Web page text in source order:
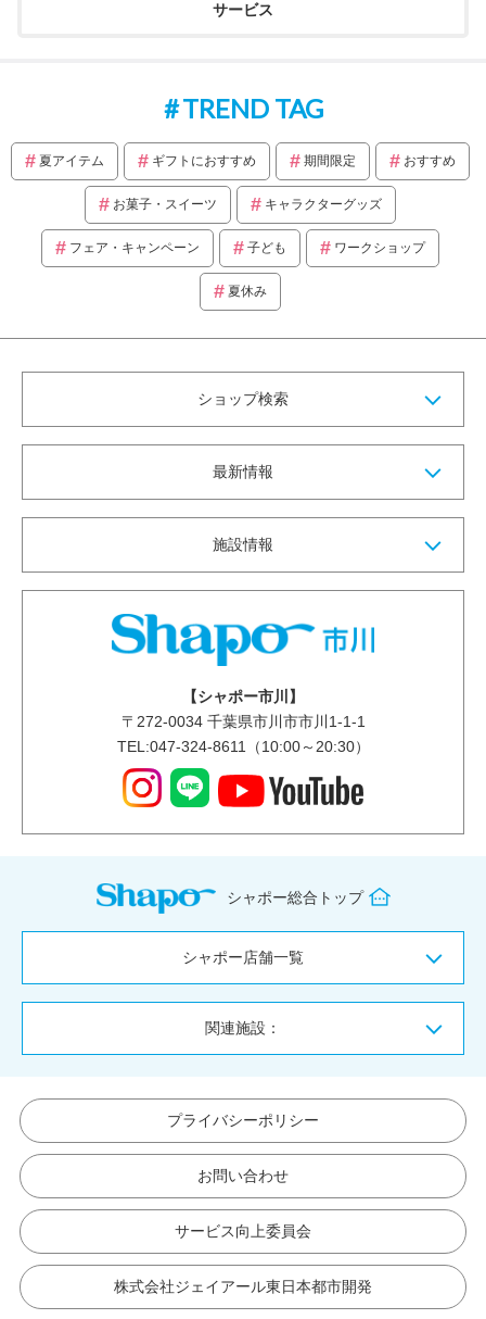
サービス
TREND TAG
夏アイテム ギフトにおすすめ 期間限定 おすすめ
お菓子・スイーツ キャラクターグッズ
フェア・キャンペーン 子ども ワークショップ
夏休み
ショップ検索
最新情報
施設情報
【シャポー市川】
〒 272-0034千葉県市川市市川1-1-1
TEL:047-324-8611（10:00～20:30）
シャポー総合トップ
シャポー店舗一覧
関連施設：
プライバシーポリシー
お問い合わせ
サービス向上委員会
株式会社ジェイアール東日本都市開発